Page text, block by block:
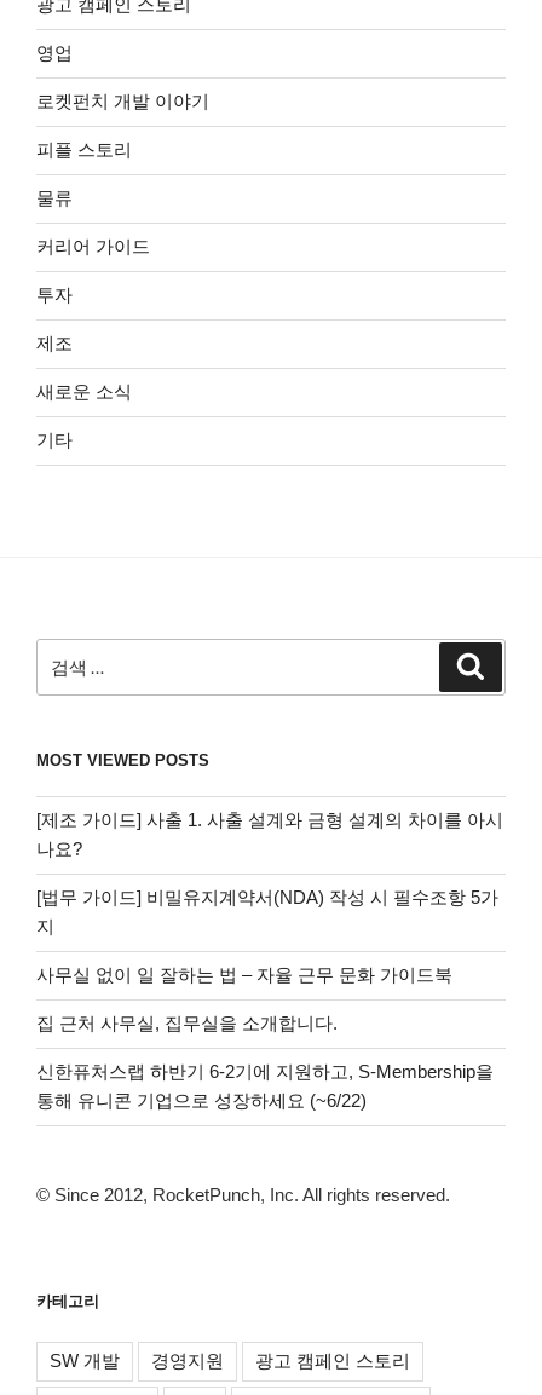
광고 캠페인 스토리
영업
로켓펀치 개발 이야기
피플 스토리
물류
커리어 가이드
투자
제조
새로운 소식
기타
색:
MOST VIEWED POSTS
[제조 가이드] 사출 1. 사출 설계와 금형 설계의 차이를 아시
나요?
[법무 가이드] 비밀유지계약서(NDA) 작성 시 필수조항 5가
지
사무실 없이 일 잘하는 법 – 자율 근무 문화 가이드북
집 근처 사무실, 집무실을 소개합니다.
신한퓨처스랩 하반기 6-2기에 지원하고, S-Membership을
통해 유니콘 기업으로 성장하세요 (~6/22)
© Since 2012, RocketPunch, Inc. All rights reserved.
카테고리
SW 개발 경영지원 광고 캠페인 스토리